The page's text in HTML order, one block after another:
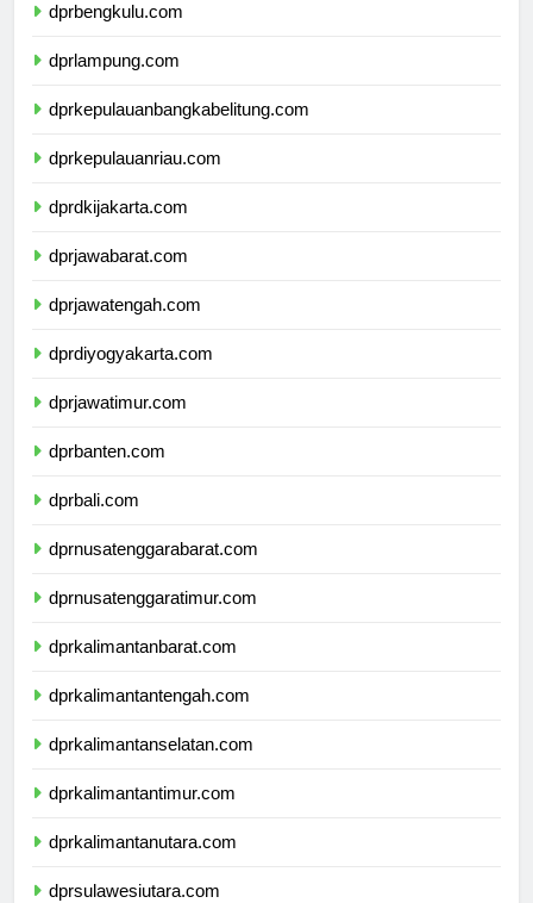
dprbengkulu.com
dprlampung.com
dprkepulauanbangkabelitung.com
dprkepulauanriau.com
dprdkijakarta.com
dprjawabarat.com
dprjawatengah.com
dprdiyogyakarta.com
dprjawatimur.com
dprbanten.com
dprbali.com
dprnusatenggarabarat.com
dprnusatenggaratimur.com
dprkalimantanbarat.com
dprkalimantantengah.com
dprkalimantanselatan.com
dprkalimantantimur.com
dprkalimantanutara.com
dprsulawesiutara.com